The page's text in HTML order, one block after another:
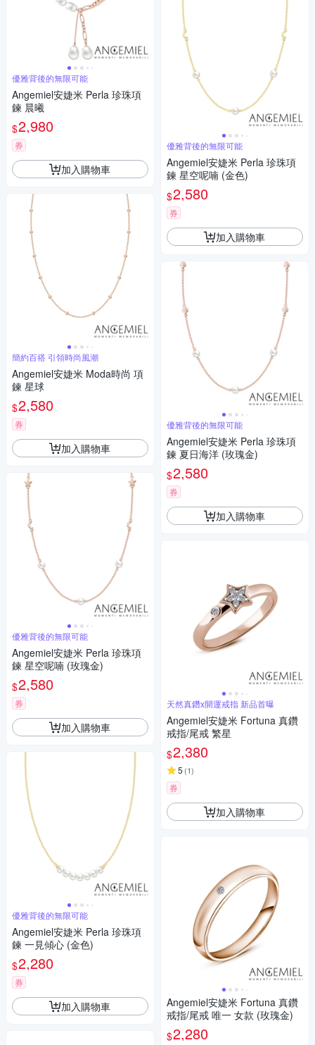
優雅背後的無限可能
Angemiel安婕米 Perla 珍珠項
鍊 晨曦
$2,980
券
加入購物車
簡約百搭 引領時尚風潮
Angemiel安婕米 Moda時尚 項
鍊 星球
$2,580
券
加入購物車
優雅背後的無限可能
Angemiel安婕米 Perla 珍珠項
鍊 星空呢喃 (玫瑰金)
$2,580
券
加入購物車
優雅背後的無限可能
Angemiel安婕米 Perla 珍珠項
鍊 一見傾心 (金色)
$2,280
券
加入購物車
優雅背後的無限可能
Angemiel安婕米 Perla 珍珠項
鍊 星空呢喃 (金色)
$2,580
券
加入購物車
優雅背後的無限可能
Angemiel安婕米 Perla 珍珠項
鍊 夏日海洋 (玫瑰金)
$2,580
券
加入購物車
天然真鑽x開運戒指 新品首曝
Angemiel安婕米 Fortuna 真鑽
戒指/尾戒 繁星
$2,380
5 (1)
券
加入購物車
Angemiel安婕米 Fortuna 真鑽
戒指/尾戒 唯一 女款 (玫瑰金)
$2,280